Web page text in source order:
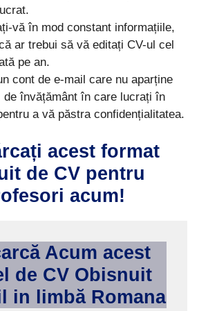
vă în mod constant informațiile,
ar trebui să vă editați CV-ul cel
pe an.
cont de e-mail care nu aparține
de învățământ în care lucrați în
a vă păstra confidențialitatea.
acest format
de CV pentru
acum!
Acum acest
de CV Obisnuit
in limbăRomana